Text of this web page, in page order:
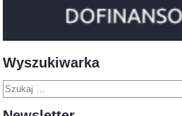
Wyszukiwarka